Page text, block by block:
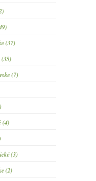
(37)
(35)
(7)
(4)
(3)
(2)